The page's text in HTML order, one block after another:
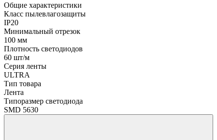
Общие характеристики
Класс пылевлагозащиты
IP20
Минимальный отрезок
100 мм
Плотность светодиодов
60 шт/м
Серия ленты
ULTRA
Тип товара
Лента
Типоразмер светодиода
SMD 5630